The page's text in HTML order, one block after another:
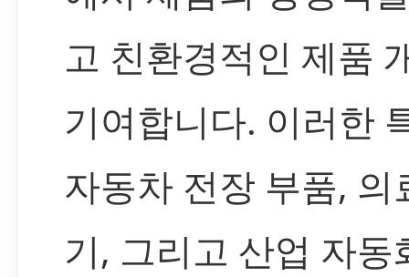
고 친환경적인 제품
기여합니다. 이러한
자동차 전장 부품, 의
기, 그리고 산업 자동